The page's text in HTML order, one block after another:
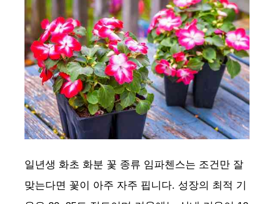
일년생 화초 화분 꽃 종류 임파첸스는 조건만 잘
맞는다면 꽃이 아주 자주 핍니다. 성장의 최적 기